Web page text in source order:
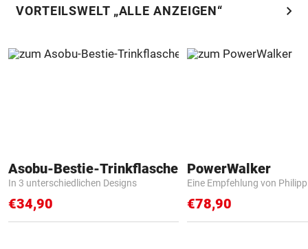
VORTEILSWELT „ALLE ANZEIGEN“ chevron_right
Asobu-Bestie-Trinkflasche
In 3 unterschiedlichen Designs
€34,90
PowerWalker
Eine Empfehlung von
€78,90